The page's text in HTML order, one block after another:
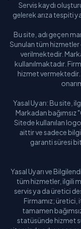
Servis kaydı
gelerek arıza tespiti
Bu site, adı geçen
Sunulan tüm hizmetler
verilmektedir.
kullanılmaktadır.
hizmet
Yasal Uyarı: Bu site,
Markadan
Sitede kullanılan
aittir ve sadece bilgi
garanti süresi
Yasal Uyarı ve
tüm hizmetler, ilgili
servis ya da üretici
Firmamız;
tamamen
statüsünde hizmet